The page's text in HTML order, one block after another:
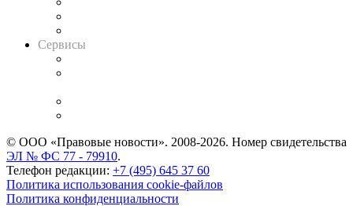
Сервисы
© ООО «Правовые новости». 2008-2026. Номер свидетельства
ЭЛ № ФС 77 - 79910.
Телефон редакции: +7 (495) 645 37 60
Политика использования cookie-файлов
Политика конфиденциальности